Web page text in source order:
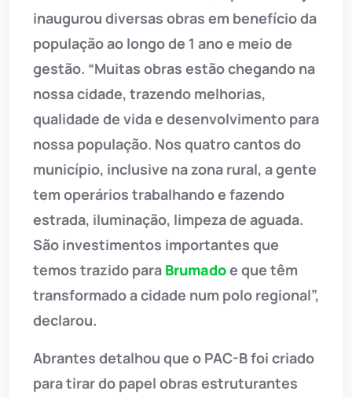
inaugurou diversas obras em benefício da
população ao longo de 1 ano e meio de
gestão. “Muitas obras estão chegando na
nossa cidade, trazendo melhorias,
qualidade de vida e desenvolvimento para
nossa população. Nos quatro cantos do
município, inclusive na zona rural, a gente
tem operários trabalhando e fazendo
estrada, iluminação, limpeza de aguada.
São investimentos importantes que
temos trazido para Brumadoe que têm
transformado a cidade num polo regional”,
declarou.
Abrantes detalhou que o PAC-B foi criado
para tirar do papel obras estruturantes